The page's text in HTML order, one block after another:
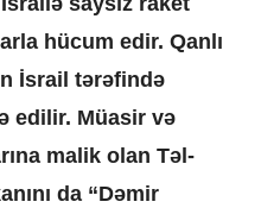
larla hücum edir. Qanlı
İsrail tərəfində
edilir. Müasir və
malik olan Təl-
da “Dəmir